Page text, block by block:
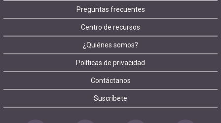
Footer
menu
Preguntas frecuentes
Centro de recursos
¿Quiénes somos?
Políticas de privacidad
Contáctanos
Suscríbete